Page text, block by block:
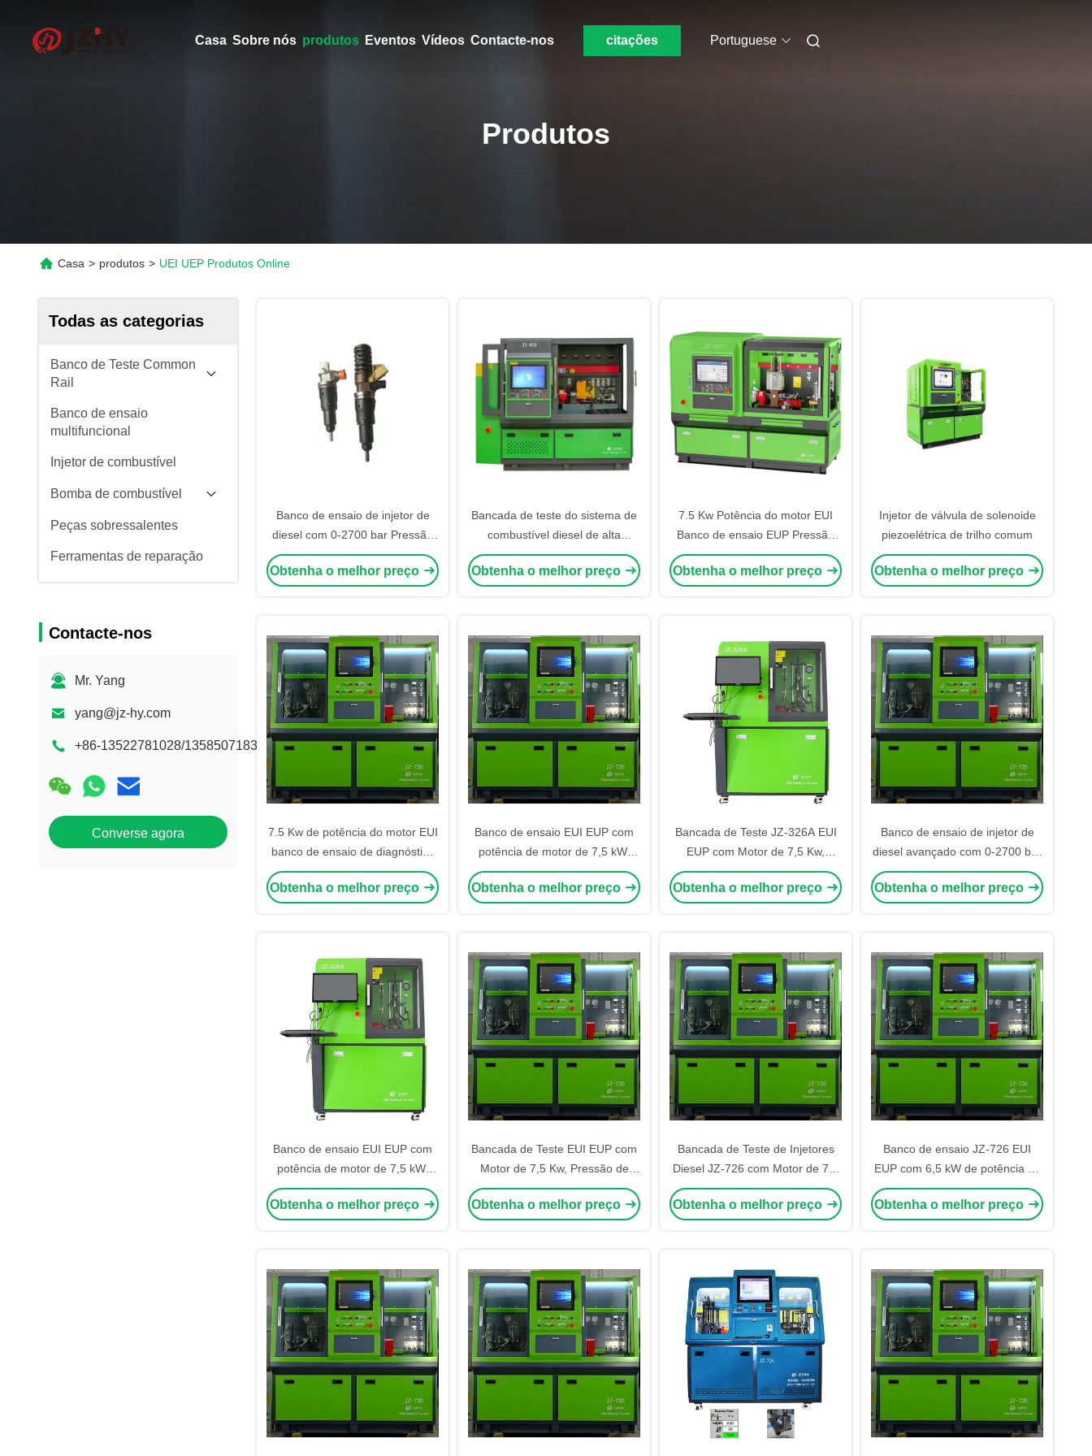
Casa Sobre nós produtos Eventos Vídeos Contacte-nos citações Portuguese
Produtos
Casa > produtos > UEI UEP Produtos Online
Todas as categorias
Banco de Teste Common
Rail
Banco de ensaio
multifuncional
Injetor de combustível
Bomba de combustível
Peças sobressalentes
Ferramentas de reparação
Contacte-nos
Mr. Yang
yang@jz-hy.com
+86-13522781028/13585071833
Converse agora
Banco de ensaio de injetor de
diesel com 0-2700 bar Pressão
do trilho 7,5 KW Potência do
motor Interface multilíngue JZ-
Obtenha o melhor preço
Bancada de teste do sistema de
combustível diesel de alta
capacidade JZ-726
Obtenha o melhor preço
7.5 Kw Potência do motor EUI
Banco de ensaio EUP Pressão
do carril 0-2700 bar e volume do
tanque de diesel de 40 L para
Obtenha o melhor preço
Injetor de válvula de solenoide
piezoelétrica de trilho comum
Obtenha o melhor preço
7.5 Kw de potência do motor EUI
banco de ensaio de diagnóstico
EUP HEUI com 0-2700 bar de
pressão do carril e comandos
Obtenha o melhor preço
Banco de ensaio EUI EUP com
potência de motor de 7,5 kW,
pressão de 0-2700 bar e volume
de tanque de 20 litros para
Obtenha o melhor preço
Bancada de Teste JZ-326A EUI
EUP com Motor de 7,5 Kw,
Tanque de Diesel de 40 L e
Pressão de Trilho de 0-2700 Bar
Obtenha o melhor preço
Banco de ensaio de injetor de
diesel avançado com 0-2700 bar
Pressão do trilho 7,5 KW
Potência do motor e interface
Obtenha o melhor preço
Banco de ensaio EUI EUP com
potência de motor de 7,5 kW,
pressão de 0-2700 bar e volume
de tanque de 40L para ensaio de
Obtenha o melhor preço
Bancada de Teste EUI EUP com
Motor de 7,5 Kw, Pressão de
Trilho de 0-2700 Bar e Controles
Automatizados para Sistemas de
Obtenha o melhor preço
Bancada de Teste de Injetores
Diesel JZ-726 com Motor de 7,5
Kw, Pressão de Trilho de 0-2700
Bar e Controles Automatizados
Obtenha o melhor preço
Banco de ensaio JZ-726 EUI
EUP com 6,5 kW de potência do
motor 0-2600 bar Pressão do
carril e 20 L de volume do
Obtenha o melhor preço